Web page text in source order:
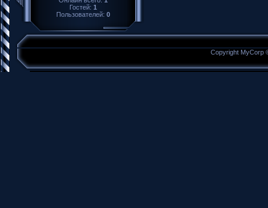
Гостей: 1
Пользователей: 0
Copyright MyCorp